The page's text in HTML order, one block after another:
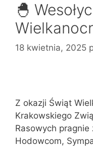
🐣
18 kwietnia, 2025
Z okazji Świąt
Krakowskiego
Rasowych pragnie
Hodowcom,